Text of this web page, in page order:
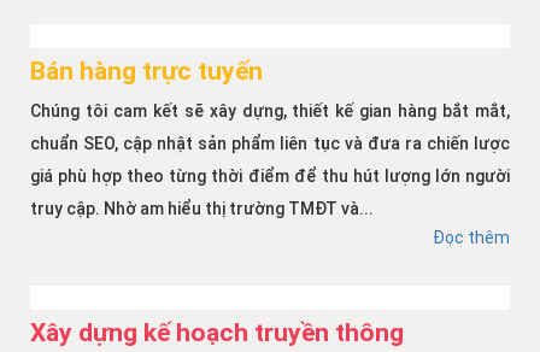
Bán hàng trực tuyến
Chúng tôi cam kết sẽ xây dựng, thiết kế gian hàng bắt mắt,
chuẩn SEO, cập nhật sản phẩm liên tục và đưa ra chiến lược
giá phù hợp theo từng thời điểm để thu hút lượng lớn người
truy cập. Nhờ am hiểu thị trường TMĐT và...
Đọc thêm
Xây dựng kế hoạch truyền thông